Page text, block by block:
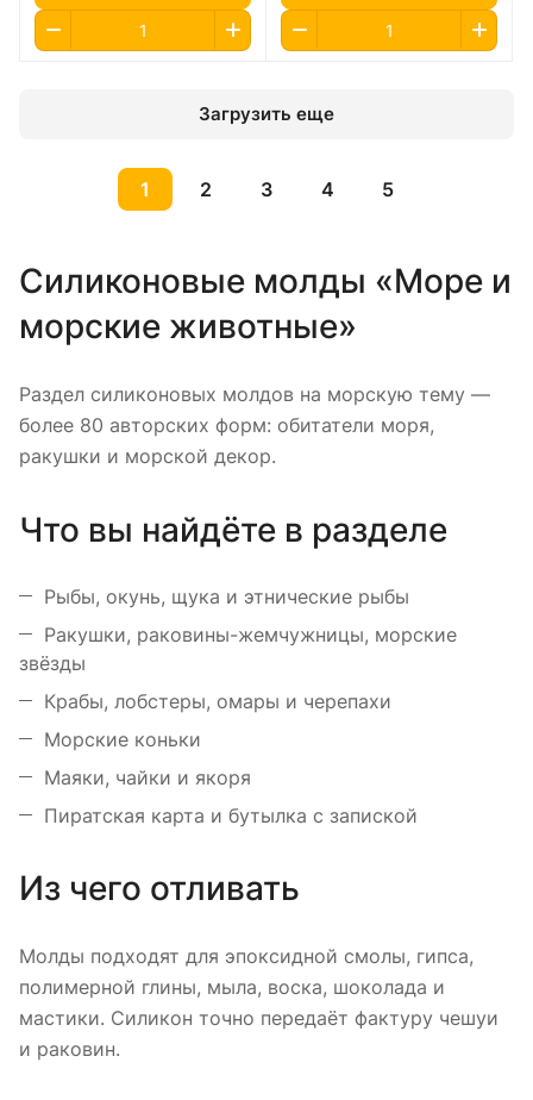
Загрузить еще
1 2 3 4 5
Силиконовые молды «Море и
морские животные»
Раздел силиконовых молдов на морскую тему —
более 80 авторских форм: обитатели моря,
ракушки и морской декор.
Что вы найдёте в разделе
Рыбы, окунь, щука и этнические рыбы
Ракушки, раковины-жемчужницы, морские
звёзды
Крабы, лобстеры, омары и черепахи
Морские коньки
Маяки, чайки и якоря
Пиратская карта и бутылка с запиской
Из чего отливать
Молды подходят для эпоксидной смолы, гипса,
полимерной глины, мыла, воска, шоколада и
мастики. Силикон точно передаёт фактуру чешуи
и раковин.